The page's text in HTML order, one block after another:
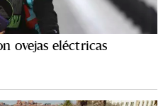
ovejas eléctricas